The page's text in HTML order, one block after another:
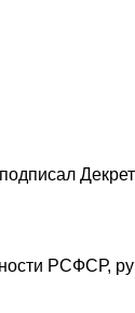
РСФСР,